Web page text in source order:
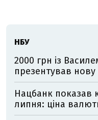
НБУ
2000 грн із
презентував
Нацбанк показав
липня: ціна